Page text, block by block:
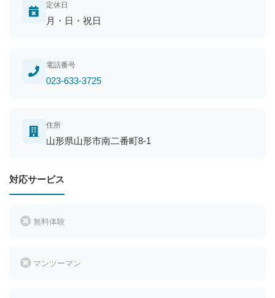
定休日
月・日・祝日
電話番号
023-633-3725
住所
山形県山形市南二番町8-1
対応サービス
無料体験
マンツーマン